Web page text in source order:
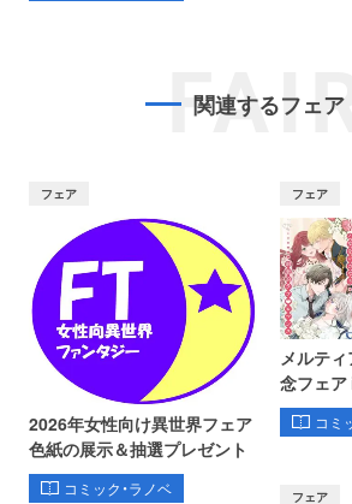
関連するフェア
フェア
2026年女性向け異世界フェア
色紙の展示＆抽選プレゼント
コミック・ラノベ
フェア
メルテ
念フェア
コミ
フェア